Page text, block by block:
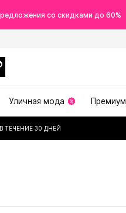
со скидками до 60%
Уличная мода Премиум
ТЕЧЕНИЕ 30 ДНЕЙ